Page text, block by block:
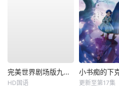
完美世界剧场版九劫焚天
HD国语 更新至第17集